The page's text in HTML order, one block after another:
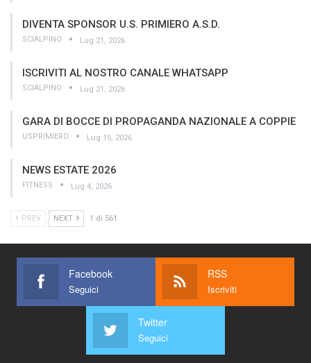
DIVENTA SPONSOR U.S. PRIMIERO A.S.D.
SCIALPINO Lug 21, 2026
ISCRIVITI AL NOSTRO CANALE WHATSAPP
SCIALPINO Lug 21, 2026
GARA DI BOCCE DI PROPAGANDA NAZIONALE A COPPIE
USPRIMIERO Lug 15, 2026
NEWS ESTATE 2026
FITNESS Lug 4, 2026
PREV NEXT 1 di 561
Facebook
Seguici
RSS
Iscriviti
Twitter
Seguici